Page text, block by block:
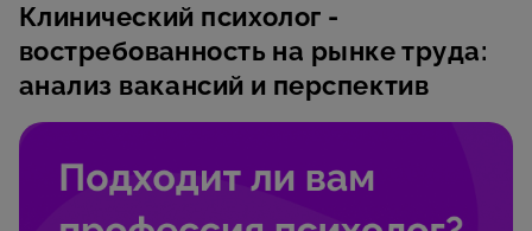
Клинический психолог -
востребованность на рынке труда:
анализ вакансий и перспектив